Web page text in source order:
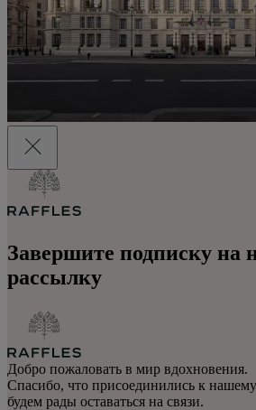
Завершите подписку на
рассылку
Добро пожаловать в мир вдохновения.
Спасибо, что присоединились к
будем рады оставаться на связи.